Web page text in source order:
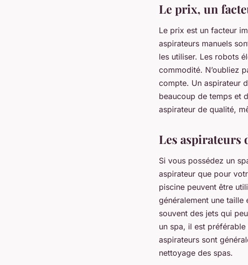
Le prix, un
Le prix est un facteur
aspirateurs manuels
les utiliser. Les robots
commodité. N’oubliez
compte. Un aspirateur
beaucoup de temps et
aspirateur de qualité,
Les aspirateurs
Si vous possédez un
aspirateur que pour
piscine peuvent être
généralement une
souvent des jets qui
un spa, il est
aspirateurs sont
nettoyage des spas.